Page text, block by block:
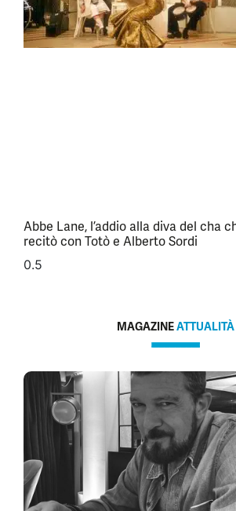
Abbe Lane, l’addio alla diva del cha
recitò con Totò e Alberto Sordi
MAGAZINEATTUALITÀ